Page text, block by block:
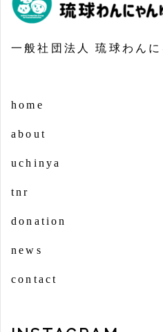
一般社団法人 琉球わん
home
about
uchinya
tnr
donation
news
contact